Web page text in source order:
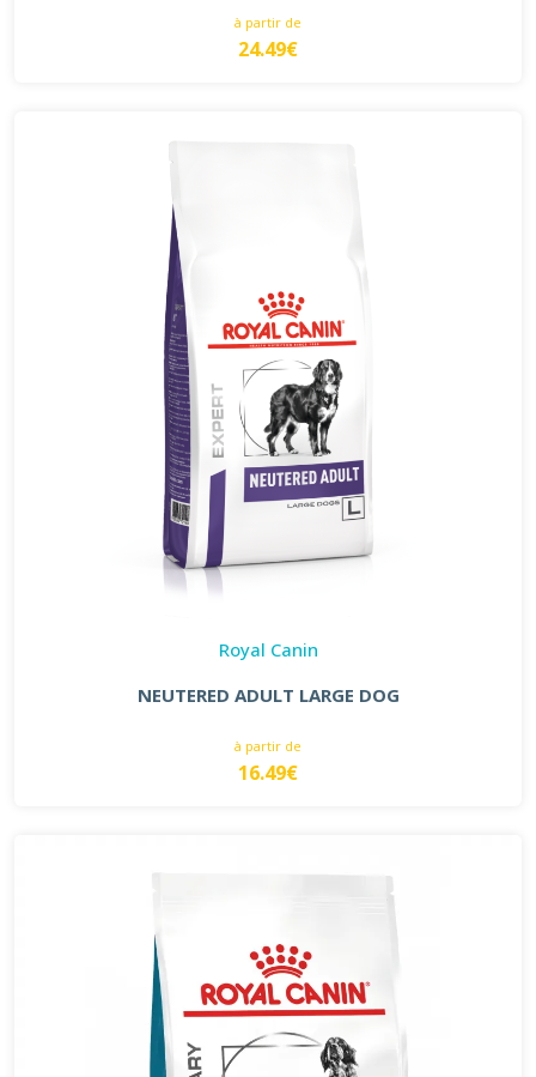
à partir de
24.49€
Royal Canin
NEUTERED ADULT LARGE DOG
à partir de
16.49€